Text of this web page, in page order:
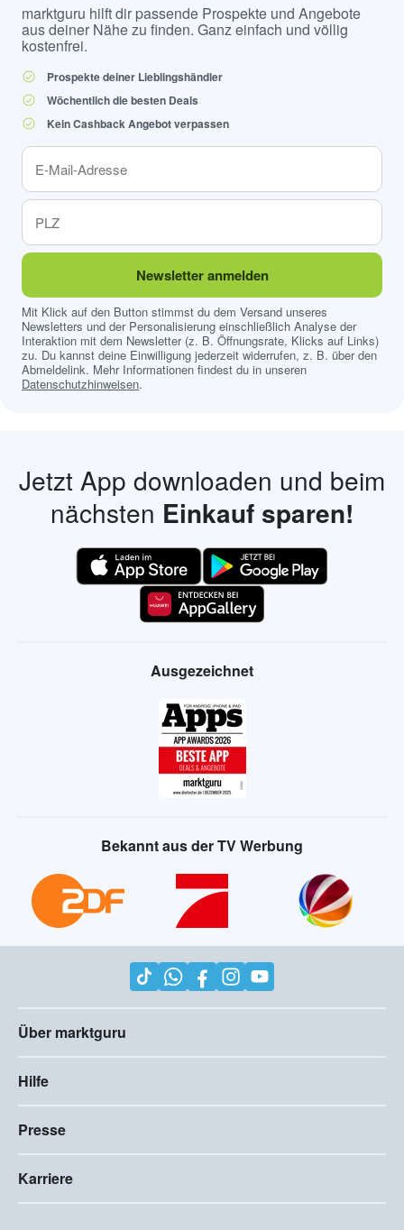
marktguru hilft dir passende Prospekte und Angebote
aus deiner Nähe zu finden. Ganz einfach und völlig
kostenfrei.
Prospekte deiner Lieblingshändler
Wöchentlich die besten Deals
Kein Cashback Angebot verpassen
Newsletter anmelden
Mit Klick auf den Button stimmst du dem Versand unseres
Newsletters und der Personalisierung einschließlich Analyse der
Interaktion mit dem Newsletter (z. B. Öffnungsrate, Klicks auf Links)
zu. Du kannst deine Einwilligung jederzeit widerrufen, z. B. über den
Abmeldelink. Mehr Informationen findest du in unseren
Datenschutzhinweisen.
Jetzt App downloaden und beim
nächsten Einkauf sparen!
Ausgezeichnet
Bekannt aus der TV Werbung
Über marktguru
Hilfe
Presse
Karriere